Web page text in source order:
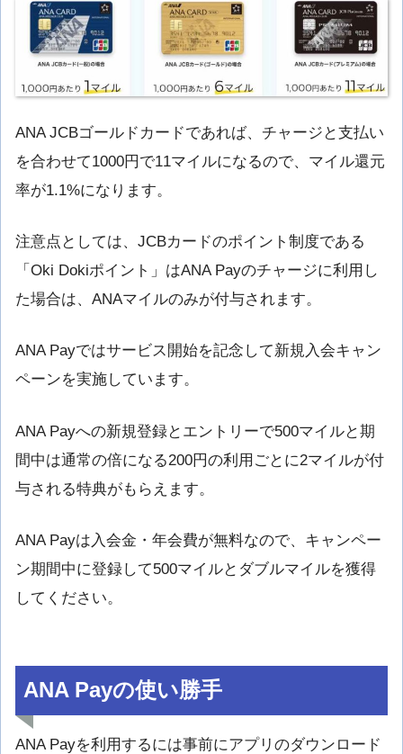
ANA JCBゴールドカードであれば、チャージと支払い
を合わせて1000円で11マイルになるので、マイル還元
率が1.1%になります。
注意点としては、JCBカードのポイント制度である
「Oki Dokiポイント」はANA Payのチャージに利用し
た場合は、ANAマイルのみが付与されます。
ANA Payではサービス開始を記念して新規入会キャン
ペーンを実施しています。
ANA Payへの新規登録とエントリーで500マイルと期
間中は通常の倍になる200円の利用ごとに2マイルが付
与される特典がもらえます。
ANA Payは入会金・年会費が無料なので、キャンペー
ン期間中に登録して500マイルとダブルマイルを獲得
してください。
ANA Payの使い勝手
ANA Payを利用するには事前にアプリのダウンロード